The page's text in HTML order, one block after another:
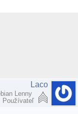
Laco
Lenny
Používateľ